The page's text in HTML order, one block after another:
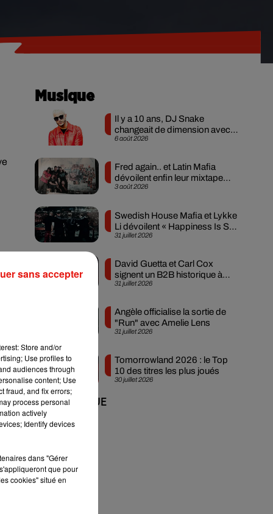
Musique
6 août 2026
Il y a 10 ans, DJ Snake
changeait de dimension avec
son premier...
3 août 2026
Fred again.. et Latin Mafia
dévoilent enfin leur mixtape
créée en...
31 juillet 2026
Swedish House Mafia et Lykke
Li dévoilent « Happiness Is So
Sad »
31 juillet 2026
David Guetta et Carl Cox
signent un B2B historique à
Ibiza
31 juillet 2026
Angèle officialise la sortie de
"Run" avec Amelie Lens
30 juillet 2026
Tomorrowland 2026 : le Top
10 des titres les plus joués
+ DE MUSIQUE
Store and/or
Use profiles to
audiences through
content; Use
fraud, and fix errors;
process personal
actively
Identify devices
dans "Gérer
que pour
cookies" situé en
sans accepter